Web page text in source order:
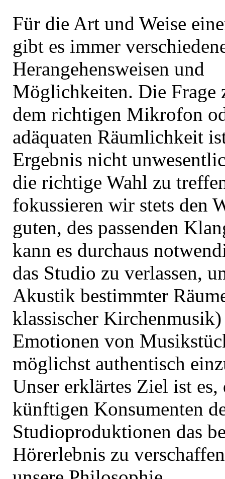
Für die Art und Weise
gibt es immer
Herangehensweisen und
Möglichkeiten. Die Frage
dem richtigen Mikrofon
adäquaten Räumlichkeit
Ergebnis nicht
die richtige Wahl zu
fokussieren wir stets den
guten, des passenden
kann es durchaus
das Studio zu verlassen,
Akustik bestimmter
klassischer
Emotionen von
möglichst authentisch
Unser erklärtes Ziel ist es,
künftigen Konsumenten
Studioproduktionen das
Hörerlebnis zu